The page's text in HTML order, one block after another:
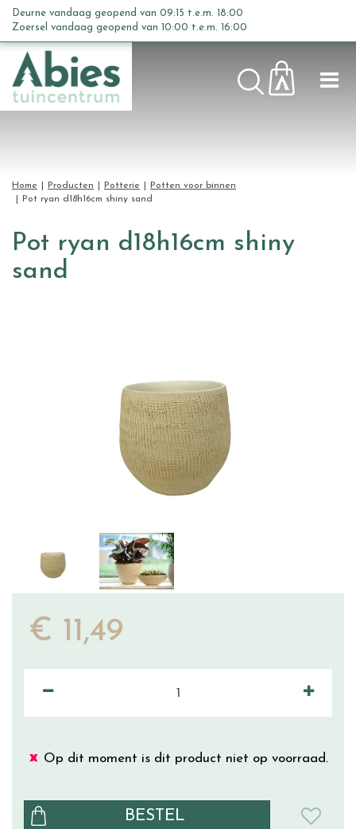
n
Home Producten Potterie
Potten voor binnen
Pot ryan d18h16cm shiny sand
Deurne vandaag geopend van 09:15 t.e.m. 18:00
Zoersel vandaag geopend van 10:00 t.e.m. 16:00
Pot ryan d18h16cm shiny
sand
€ 11,49
Op dit moment is dit product niet op voorraad.